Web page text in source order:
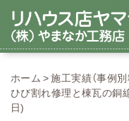
ホーム 施工実績（事例
ひび割れ修理と棟瓦の銅
日)